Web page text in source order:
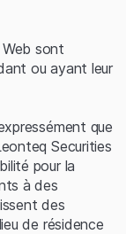
sont
ou ayant leur
que
Securities
pour la
à des
des
de résidence